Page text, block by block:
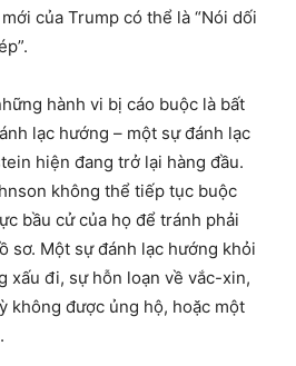
của Trump có thể là “Nói dối
hành vi bị cáo buộc là bất
lạc hướng – một sự đánh lạc
hiện đang trở lại hàng đầu.
không thể tiếp tục buộc
bầu cử của họ để tránh phải
sơ. Một sự đánh lạc hướng khỏi
xấu đi, sự hỗn loạn về vắc-xin,
không được ủng hộ, hoặc một